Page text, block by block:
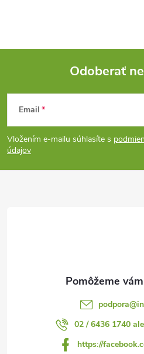
Z
á
p
Odoberať
Email
Vložením e-mailu súhlasíte s
údajov
podpora@
02 / 6436 1740
https://